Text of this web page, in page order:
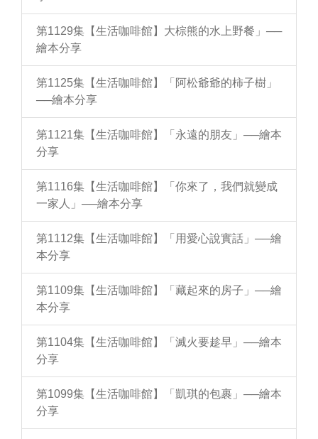
第1129集【生活咖啡館】大棕熊的水上野餐」──
繪本分享
第1125集【生活咖啡館】「阿松爺爺的柿子樹」
──繪本分享
第1121集【生活咖啡館】「永遠的朋友」──繪本
分享
第1116集【生活咖啡館】「你來了，我們就變成
一家人」──繪本分享
第1112集【生活咖啡館】「用愛心說實話」──繪
本分享
第1109集【生活咖啡館】「藏起來的房子」──繪
本分享
第1104集【生活咖啡館】「滅火要趁早」──繪本
分享
第1099集【生活咖啡館】「凱琪的包裹」──繪本
分享